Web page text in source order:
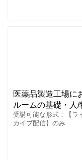
医薬品製造工場に
ルームの基礎・人
受講可能な形式：【ラ
カイブ配信】のみ